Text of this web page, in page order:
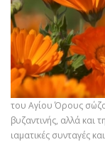
του Αγίου Όρους
βυζαντινής, αλλά και
ιαματικές συνταγές